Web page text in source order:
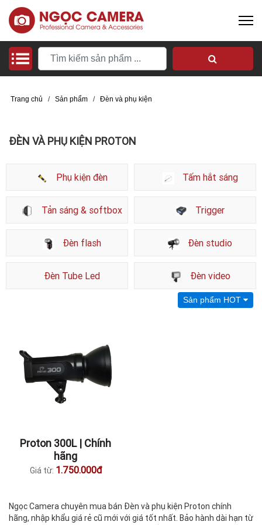
Trang chủ / Sản phẩm / Đèn và phụ kiện
ĐÈN VÀ PHỤ KIỆN PROTON
Phụ kiện đèn Tấm hắt sáng
Tản sáng & softbox Trigger
Đèn flash Đèn studio
Đèn Tube Led Đèn video
Sản phẩm HOT
Proton 300L | Chính
hãng
Giá từ: 1.750.000đ
Ngọc Camera chuyên mua bán Đèn và phụ kiện Proton chính
hãng, nhập khẩu giá rẻ cũ mới với giá tốt nhất. Bảo hành dài hạn từ